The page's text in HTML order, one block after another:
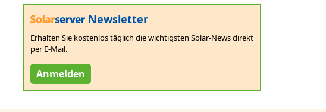
Newsletter
Erhalten Sie kostenlos täglich die wichtigsten Solar-News direkt
per E-Mail.
Anmelden